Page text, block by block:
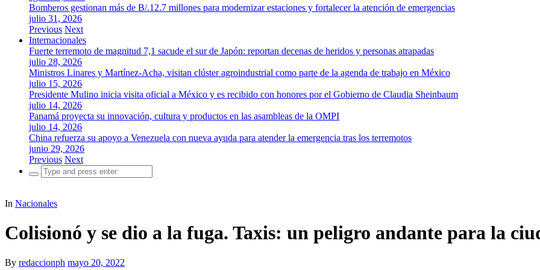
Bomberos gestionan más de B/.12.7 millones para modernizar estaciones y fortalecer la atención de emergencias
julio 31, 2026
Previous Next
Internacionales
Fuerte terremoto de magnitud 7,1 sacude el sur de Japón: reportan decenas de heridos y personas atrapadas
julio 28, 2026
Ministros Linares y Martínez-Acha, visitan clúster agroindustrial como parte de la agenda de trabajo en México
julio 15, 2026
Presidente Mulino inicia visita oficial a México y es recibido con honores por el Gobierno de Claudia Sheinbaum
julio 14, 2026
Panamá proyecta su innovación, cultura y productos en las asambleas de la OMPI
julio 14, 2026
China refuerza su apoyo a Venezuela con nueva ayuda para atender la emergencia tras los terremotos
junio 29, 2026
Previous Next
Search
for:
In Nacionales
Colisionó y se dio a la fuga. Taxis: un peligro andante para la
By redaccionph mayo 20, 2022